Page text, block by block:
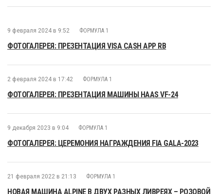
9 февраля 2024 в 9:52 ФОРМУЛА 1
ФОТОГАЛЕРЕЯ: ПРЕЗЕНТАЦИЯ VISA CASH APP RB
2 февраля 2024 в 17:42 ФОРМУЛА 1
ФОТОГАЛЕРЕЯ: ПРЕЗЕНТАЦИЯ МАШИНЫ HAAS VF-24
9 декабря 2023 в 9:04 ФОРМУЛА 1
ФОТОГАЛЕРЕЯ: ЦЕРЕМОНИЯ НАГРАЖДЕНИЯ FIA GALA-2023
21 февраля 2022 в 21:13 ФОРМУЛА 1
НОВАЯ МАШИНА ALPINE В ДВУХ РАЗНЫХ ЛИВРЕЯХ – РОЗОВОЙ